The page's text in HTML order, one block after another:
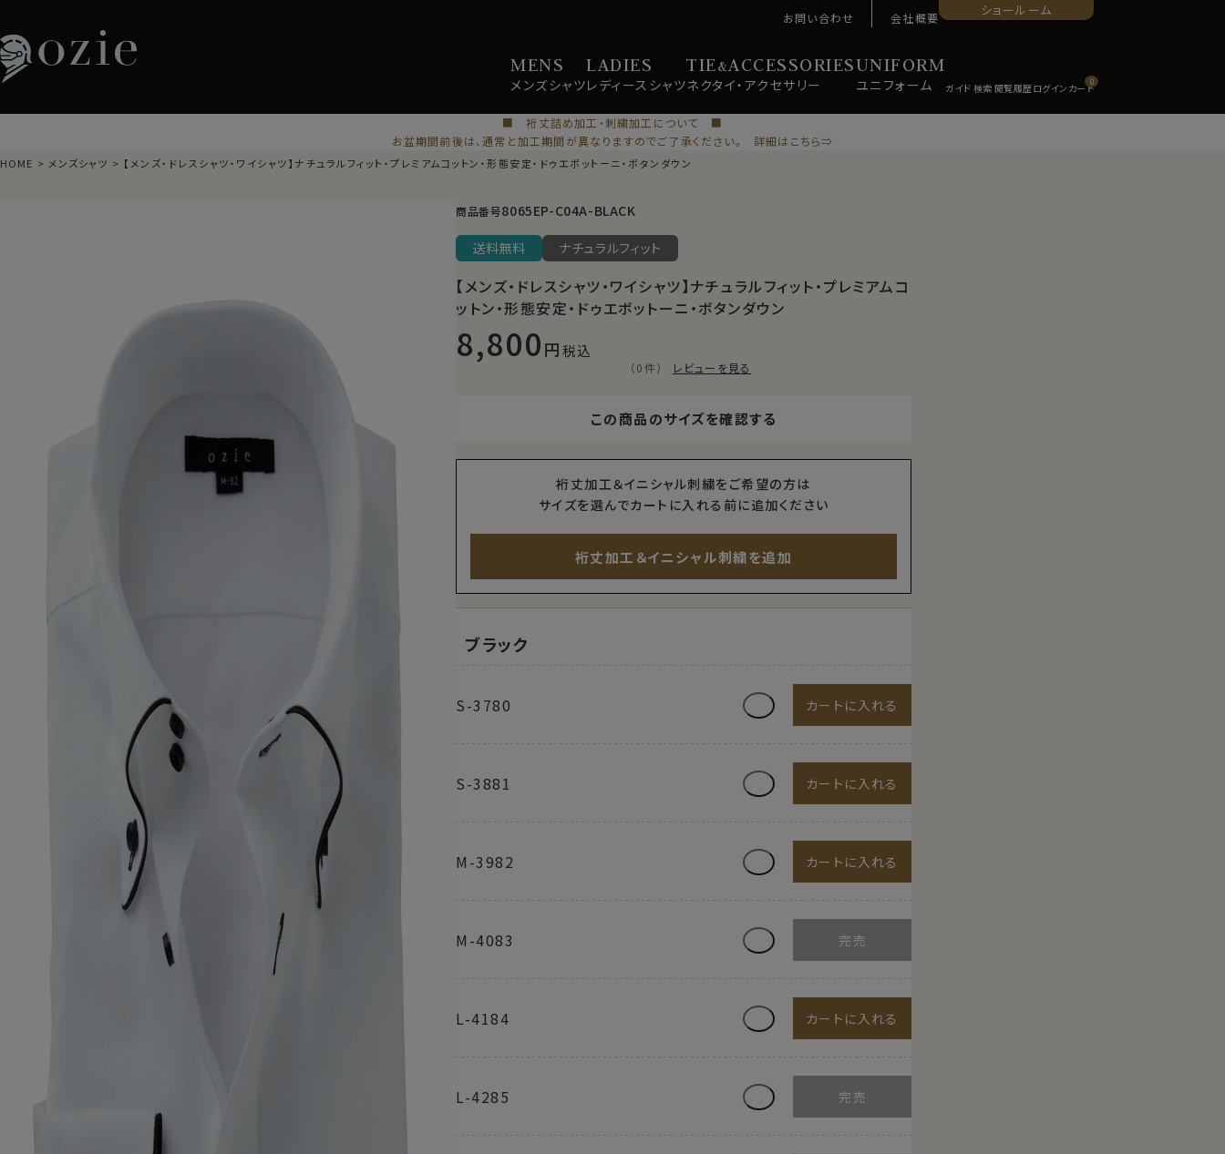
MENS
メンズシャツ
LADIES
レディース シャツ
TIE&ACCESSORIES
ネクタイ・ アクセサリー
UNIFORM
ユニ フォーム
お問い合わせ 会社概要 ショールーム
0
■ 裄丈詰め加工・刺繍加工について ■
お盆期間前後は、通常と加工期間が異なりますのでご了承ください。 詳細はこちら⇒
HOME メンズシャツ 【メンズ・ドレスシャツ・ワイシャツ】ナチュラルフィット・プレミアムコットン・形態安定・ドゥエボットーニ・ボタンダウン
商品番号8065EP-C04A-BLACK
送料無料 ナチュラルフィット
【メンズ・ドレスシャツ・ワイシャツ】ナチュラルフィット・プレミアムコ
ットン・形態安定・ドゥエボットーニ・ボタンダウン
8,800 税込
（0件） レビューを見る
この商品のサイズを確認する
裄丈加工＆イニシャル刺繍をご希望の方は
サイズを選んでカートに入れる前に追加ください
裄丈加工＆イニシャル刺繍を追加
ブラック
S-3780 カートに入れる
S-3881 カートに入れる
M-3982 カートに入れる
M-4083
L-4184 カートに入れる
L-4285